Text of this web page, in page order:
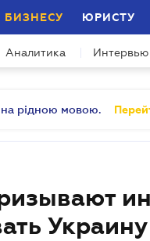
БИЗНЕСУ ЮРИСТУ
Аналитика Интервью
рідною мовою.